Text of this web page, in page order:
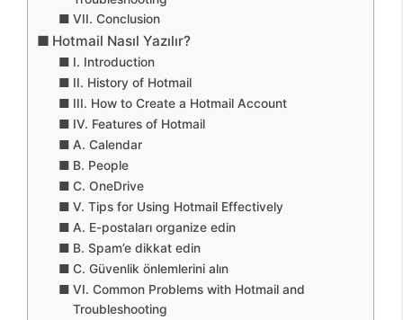
VII. Conclusion
Hotmail Nasıl Yazılır?
I. Introduction
II. History of Hotmail
III. How to Create a Hotmail Account
IV. Features of Hotmail
A. Calendar
B. People
C. OneDrive
V. Tips for Using Hotmail Effectively
A. E-postaları organize edin
B. Spam’e dikkat edin
C. Güvenlik önlemlerini alın
VI. Common Problems with Hotmail and
Troubleshooting